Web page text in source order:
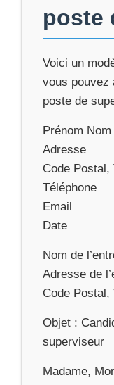
poste
Voici un
vous pouvez
poste de
Prénom Nom
Adresse
Code Postal,
Téléphone
Email
Date
Nom de
Adresse de
Code Postal,
Objet :
superviseur
Madame,